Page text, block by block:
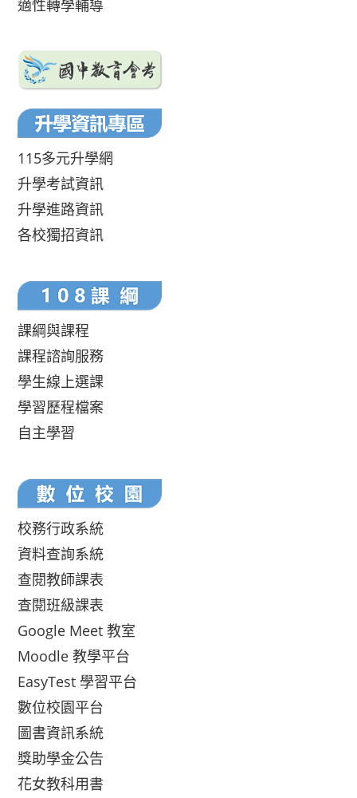
適性轉學輔導
115多元升學網
升學考試資訊
升學進路資訊
各校獨招資訊
課綱與課程
課程諮詢服務
學生線上選課
學習歷程檔案
自主學習
校務行政系統
資料查詢系統
查閱教師課表
查閱班級課表
Google Meet 教室
Moodle 教學平台
EasyTest 學習平台
數位校園平台
圖書資訊系統
獎助學金公告
花女教科用書